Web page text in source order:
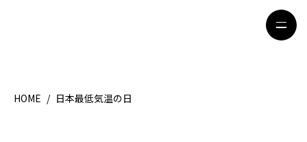
HOME
HOME / 日本最低気温の日